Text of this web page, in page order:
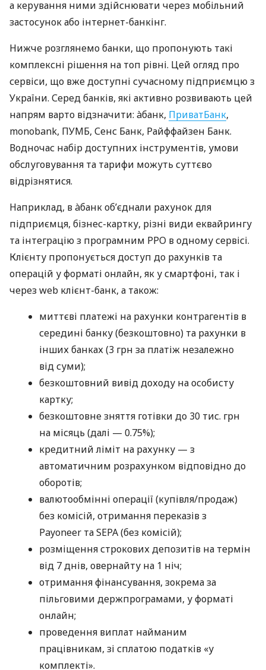
а керування ними здійснювати через мобільний
застосунок або інтернет-банкінг.
Нижче розглянемо банки, що пропонують такі
комплексні рішення на топ рівні. Цей огляд про
сервіси, що вже доступні сучасному підприємцю з
України. Серед банків, які активно розвивають цей
напрям варто відзначити: àбанк, ПриватБанк,
monobank, ПУМБ, Сенс Банк, Райффайзен Банк.
Водночас набір доступних інструментів, умови
обслуговування та тарифи можуть суттєво
відрізнятися.
Наприклад, в àбанк об’єднали рахунок для
підприємця, бізнес-картку, різні види еквайрингу
та інтеграцію з програмним РРО в одному сервісі.
Клієнту пропонується доступ до рахунків та
операцій у форматі онлайн, як у смартфоні, так і
через web клієнт-банк, а також:
миттєві платежі на рахунки контрагентів в
середині банку (безкоштовно) та рахунки в
інших банках (3 грн за платіж незалежно
від суми);
безкоштовний вивід доходу на особисту
картку;
безкоштовне зняття готівки до 30 тис. грн
на місяць (далі — 0.75%);
кредитний ліміт на рахунку — з
автоматичним розрахунком відповідно до
оборотів;
валютообмінні операції (купівля/продаж)
без комісій, отримання переказів з
Payoneer та SEPA (без комісій);
розміщення строкових депозитів на термін
від 7 днів, овернайту на 1 ніч;
отримання фінансування, зокрема за
пільговими держпрограмами, у форматі
онлайн;
проведення виплат найманим
працівникам, зі сплатою податків «у
комплекті».